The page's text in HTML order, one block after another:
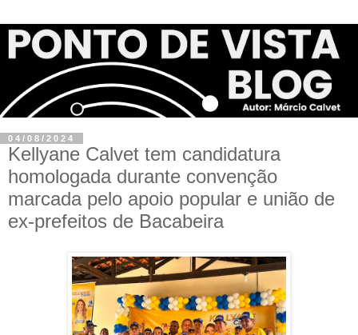
04/08/2024
Kellyane Calvet tem candidatura
homologada durante convenção
marcada pelo apoio popular e união de
ex-prefeitos de Bacabeira